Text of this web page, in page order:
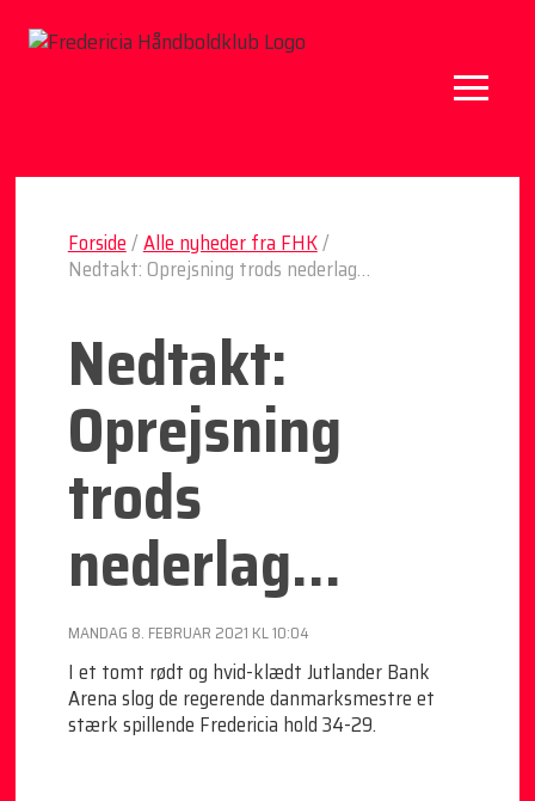
Forside/Alle nyheder fra FHK/
Nedtakt: Oprejsning trods nederlag…
Nedtakt:
Oprejsning
trods
nederlag…
MANDAG 8. FEBRUAR 2021 KL 10:04
I et tomt rødt og hvid-klædt Jutlander Bank
Arena slog de regerende danmarksmestre et
stærk spillende Fredericia hold 34-29.